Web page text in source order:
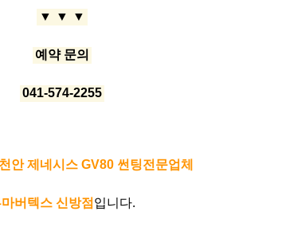
▼ ▼ ▼
예약 문의
041-574-2255
천안 제네시스 GV80 썬팅전문업체
버텍스 신방점 입니다.